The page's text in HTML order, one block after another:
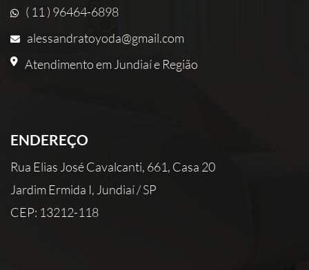
( 11 ) 96464-6898
alessandratoyoda@gmail.com
Atendimento em Jundiaí e Região
ENDEREÇO
Rua Elias José Cavalcanti, 661, Casa 20
Jardim Ermida I, Jundiaí / SP
CEP: 13212-118